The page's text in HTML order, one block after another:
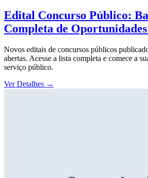
Edital Concurso Público:
Completa de
Novos editais de concursos públicos
abertas. Acesse a lista completa e comece a
serviço público.
Ver Detalhes →